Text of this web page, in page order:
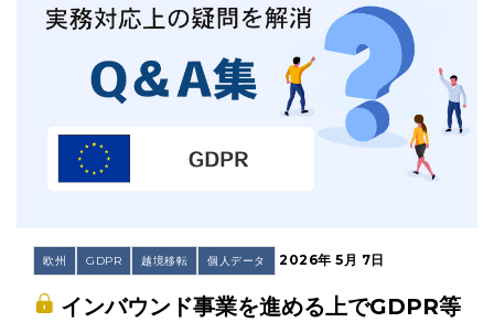
欧州 GDPR 越境移転 個人データ 2026年 5月 7日
インバウンド事業を進める上でGDPR等